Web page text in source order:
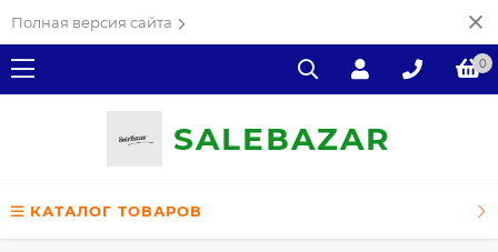
Полная версия сайта
0
SALEВAZAR
КАТАЛОГ ТОВАРОВ